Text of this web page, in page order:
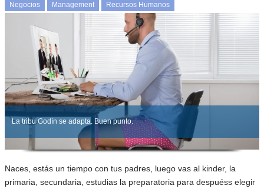
Negocios Management Recursos Humanos
La tribu Godín se adapta. Buen punto.
Naces, estás un tiempo con tus padres, luego vas al kinder, la
primaria, secundaria, estudias la preparatoria para despuéss elegir